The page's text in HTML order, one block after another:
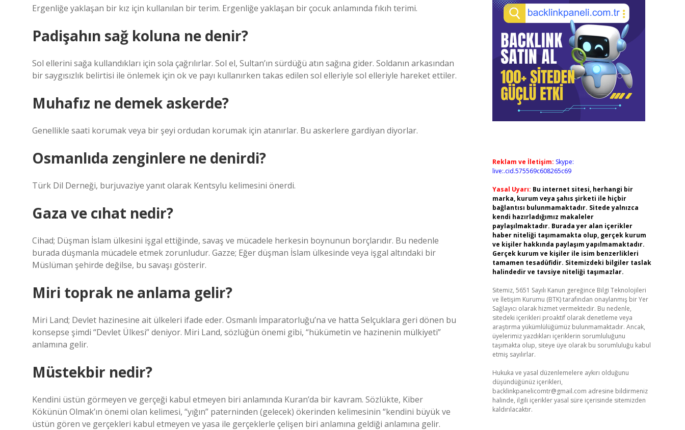
Ergenliğe yaklaşan bir kız için kullanılan bir terim. Ergenliğe yaklaşan bir çocuk anlamında fıkıh terimi.
Padişahın sağ koluna ne denir?
Sol ellerini sağa kullandıkları için sola çağrılırlar. Sol el, Sultan’ın sürdüğü atın sağına gider. Soldanın arkasından
bir saygısızlık belirtisi ile önlemek için ok ve payı kullanırken takas edilen sol elleriyle sol elleriyle hareket ettiler.
Muhafız ne demek askerde?
Genellikle saati korumak veya bir şeyi ordudan korumak için atanırlar. Bu askerlere gardiyan diyorlar.
Osmanlıda zenginlere ne denirdi?
Türk Dil Derneği, burjuvaziye yanıt olarak Kentsylu kelimesini önerdi.
Gaza ve cıhat nedir?
Cihad; Düşman İslam ülkesini işgal ettiğinde, savaş ve mücadele herkesin boynunun borçlarıdır. Bu nedenle
burada düşmanla mücadele etmek zorunludur. Gazze; Eğer düşman İslam ülkesinde veya işgal altındaki bir
Müslüman şehirde değilse, bu savaşı gösterir.
Miri toprak ne anlama gelir?
Miri Land; Devlet hazinesine ait ülkeleri ifade eder. Osmanlı İmparatorluğu’na ve hatta Selçuklara geri dönen bu
konsepse şimdi “Devlet Ülkesi” deniyor. Miri Land, sözlüğün önemi gibi, “hükümetin ve hazinenin mülkiyeti”
anlamına gelir.
Müstekbir nedir?
Kendini üstün görmeyen ve gerçeği kabul etmeyen biri anlamında Kuran’da bir kavram. Sözlükte, Kiber
Kökünün Olmak’ın önemi olan kelimesi, “yığın” paterninden (gelecek) ökerinden kelimesinin “kendini büyük ve
üstün gören ve gerçekleri kabul etmeyen ve yasa ile gerçeklerle çelişen biri anlamına geldiği anlamına gelir.
Reklam ve İletişim: Skype:
live:.cid.575569c608265c69
Yasal Uyarı: Bu internet sitesi, herhangi bir
marka, kurum veya şahıs şirketi ile hiçbir
bağlantısı bulunmamaktadır. Sitede yalnızca
kendi hazırladığımız makaleler
paylaşılmaktadır. Burada yer alan içerikler
haber niteliği taşımamakta olup, gerçek kurum
ve kişiler hakkında paylaşım yapılmamaktadır.
Gerçek kurum ve kişiler ile isim benzerlikleri
tamamen tesadüfidir. Sitemizdeki bilgiler taslak
halindedir ve tavsiye niteliği taşımazlar.
Sitemiz, 5651 Sayılı Kanun gereğince Bilgi Teknolojileri
ve İletişim Kurumu (BTK) tarafından onaylanmış bir Yer
Sağlayıcı olarak hizmet vermektedir. Bu nedenle,
sitedeki içerikleri proaktif olarak denetleme veya
araştırma yükümlülüğümüz bulunmamaktadır. Ancak,
üyelerimiz yazdıkları içeriklerin sorumluluğunu
taşımakta olup, siteye üye olarak bu sorumluluğu kabul
etmiş sayılırlar.
Hukuka ve yasal düzenlemelere aykırı olduğunu
düşündüğünüz içerikleri,
backlinkpanelicomtr@gmail.com adresine bildirmeniz
halinde, ilgili içerikler yasal süre içerisinde sitemizden
kaldırılacaktır.